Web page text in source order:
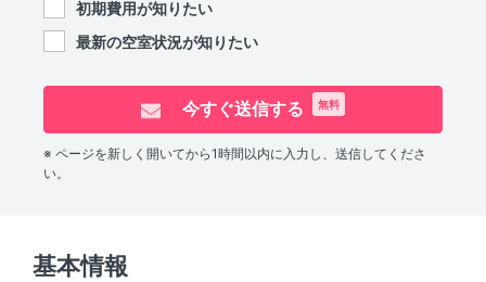
初期費用が知りたい
最新の空室状況が知りたい
今すぐ送信する 無料
※ ページを新しく開いてから1時間以内に入力し、送信してくださ
い。
基本情報